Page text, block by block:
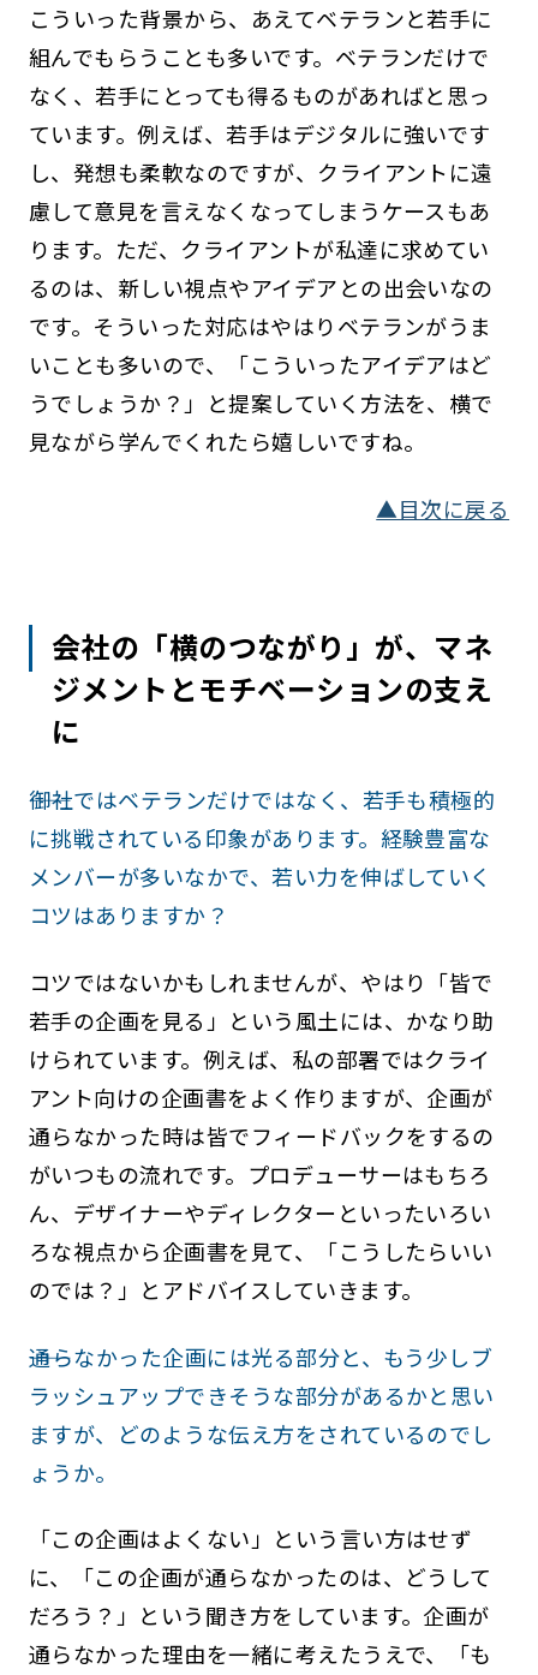
こういった背景から、あえてベテランと若手に
組んでもらうことも多いです。ベテランだけで
なく、若手にとっても得るものがあればと思っ
ています。例えば、若手はデジタルに強いです
し、発想も柔軟なのですが、クライアントに遠
慮して意見を言えなくなってしまうケースもあ
ります。ただ、クライアントが私達に求めてい
るのは、新しい視点やアイデアとの出会いなの
です。そういった対応はやはりベテランがうま
いことも多いので、「こういったアイデアはど
うでしょうか？」と提案していく方法を、横で
見ながら学んでくれたら嬉しいですね。
▲目次に戻る
会社の「横のつながり」が、マネ
ジメントとモチベーションの支え
に
――御社ではベテランだけではなく、若手も積極的
に挑戦されている印象があります。経験豊富な
メンバーが多いなかで、若い力を伸ばしていく
コツはありますか？
コツではないかもしれませんが、やはり「皆で
若手の企画を見る」という風土には、かなり助
けられています。例えば、私の部署ではクライ
アント向けの企画書をよく作りますが、企画が
通らなかった時は皆でフィードバックをするの
がいつもの流れです。プロデューサーはもちろ
ん、デザイナーやディレクターといったいろい
ろな視点から企画書を見て、「こうしたらいい
のでは？」とアドバイスしていきます。
――通らなかった企画には光る部分と、もう少しブ
ラッシュアップできそうな部分があるかと思い
ますが、どのような伝え方をされているのでし
ょうか。
「この企画はよくない」という言い方はせず
に、「この企画が通らなかったのは、どうして
だろう？」という聞き方をしています。企画が
通らなかった理由を一緒に考えたうえで、「も